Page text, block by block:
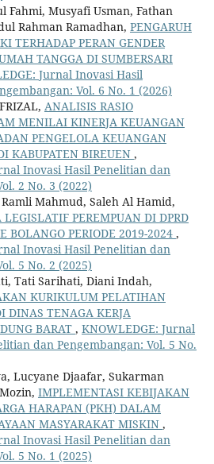
Fahmi, Musyafi Usman, Fathan
Rahman Ramadhan, PENGARUH
TERHADAP PERAN GENDER
TANGGA DI SUMBERSARI
Jurnal Inovasi Hasil
Vol. 6 No. 1 (2026)
ANALISIS RASIO
MENILAI KINERJA KEUANGAN
PENGELOLA KEUANGAN
KABUPATEN BIREUEN ,
Inovasi Hasil Penelitian dan
2 No. 3 (2022)
Mahmud, Saleh Al Hamid,
LEGISLATIF PEREMPUAN DI DPRD
BOLANGO PERIODE 2019-2024 ,
Inovasi Hasil Penelitian dan
5 No. 2 (2025)
Tati Sarihati, Diani Indah,
KURIKULUM PELATIHAN
DINAS TENAGA KERJA
BARAT , KNOWLEDGE: Jurnal
dan Pengembangan: Vol. 5 No.
Lucyane Djaafar, Sukarman
IMPLEMENTASI KEBIJAKAN
HARAPAN (PKH) DALAM
MASYARAKAT MISKIN ,
Inovasi Hasil Penelitian dan
5 No. 1 (2025)